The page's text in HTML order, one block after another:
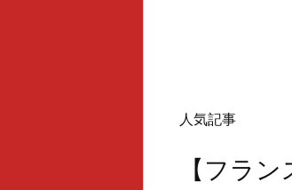
人気記事
【フラ